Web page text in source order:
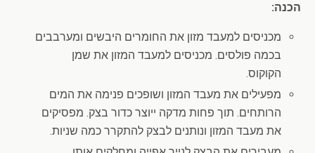
הכנה:
מכניסים למעבד מזון את החומרים היבשים ומערבבים
בכמה פולסים. מכניסים למעבד המזון את שמן
הקוקוס.
מפעילים את מעבד המזון ושופכים פנימה את המים
הרותחים. תוך פחות מדקה ייוצר כדור בצק. מפסיקים
את מעבד המזון ונותנים לבצק להתקרר כמה שניות.